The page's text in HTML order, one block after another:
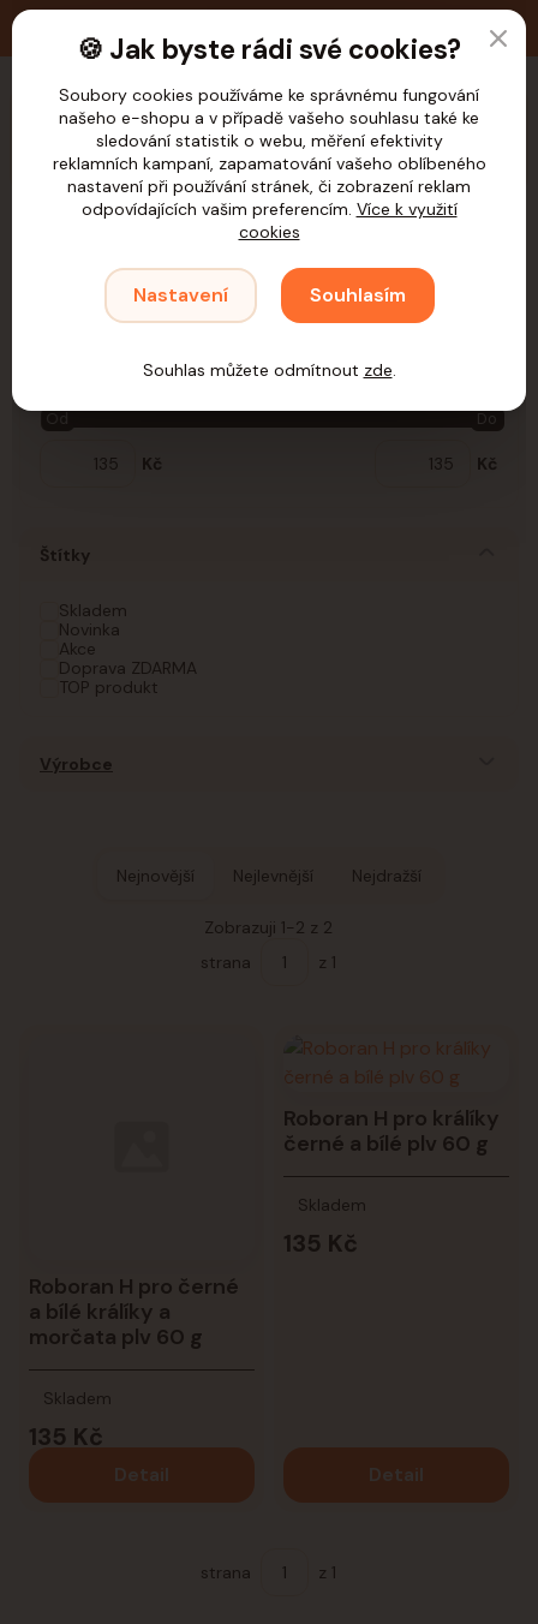
CZK
Vitamíny a minerály
Králík
Kč
Od Do
Kč
Štítky
Skladem
Novinka
Akce
Doprava ZDARMA
TOP produkt
Výrobce
Nejnovější Nejlevnější Nejdražší
Zobrazuji 1-2 z 2
strana
z 1
Roboran H pro černé
a bílé králíky a
morčata plv 60 g
135 Kč
Skladem
Detail
Roboran H pro králíky
černé a bílé plv 60 g
135 Kč
Skladem
Detail
strana z 1
🍪 Jak byste rádi své cookies?
Soubory cookies používáme ke správnému fungování
našeho e-shopu a v případě vašeho souhlasu také ke
sledování statistik o webu, měření efektivity
reklamních kampaní, zapamatování vašeho oblíbeného
nastavení při používání stránek, či zobrazení reklam
odpovídajících vašim preferencím. Více k využití
cookies
Nastavení Souhlasím
Souhlas můžete odmítnout zde.